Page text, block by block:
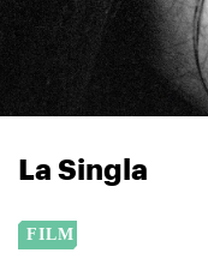
La Singla